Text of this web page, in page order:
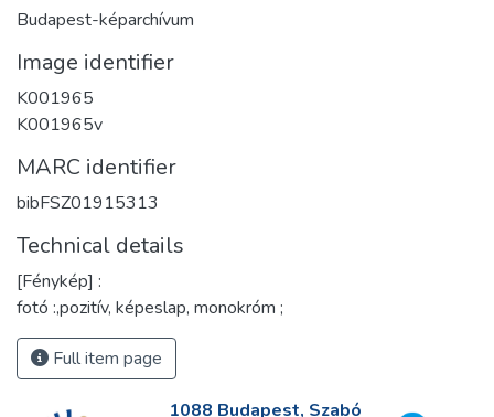
Budapest-képarchívum
Image identifier
K001965
K001965v
MARC identifier
bibFSZ01915313
Technical details
[Fénykép] :
fotó :,pozitív, képeslap, monokróm ;
Full item page
1088 Budapest, Szabó